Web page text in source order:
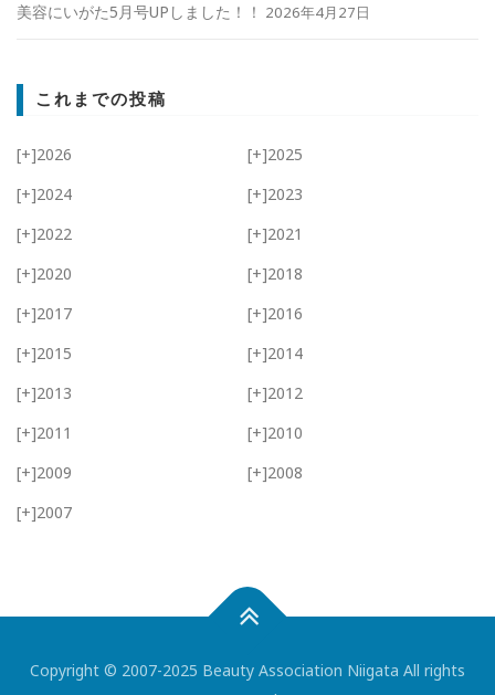
美容にいがた5月号UPしました！！ 2026年4月27日
これまでの投稿
[+]2026 [+]2025
[+]2024 [+]2023
[+]2022 [+]2021
[+]2020 [+]2018
[+]2017 [+]2016
[+]2015 [+]2014
[+]2013 [+]2012
[+]2011 [+]2010
[+]2009 [+]2008
[+]2007
Copyright © 2007-2025 Beauty Association Niigata All rights